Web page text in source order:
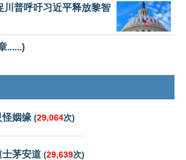
川普呼吁习近平释放黎智
......)
怪姻缘 (29,064次)
士茅安道 (29,639次)